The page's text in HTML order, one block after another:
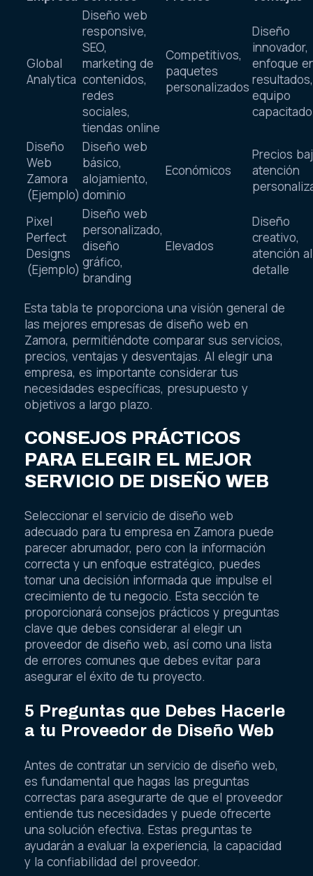
Global
Analytica
Diseño web
responsive,
SEO,
marketing de
contenidos,
redes
sociales,
tiendas online
Competitivos,
paquetes
personalizados
Diseño
innovador,
enfoque
resultados,
equipo
capacitado
Diseño
Web
Zamora
(Ejemplo)
Diseño web
básico,
alojamiento,
dominio
Económicos
Precios
atención
Pixel
Perfect
Designs
(Ejemplo)
Diseño web
personalizado,
diseño
gráfico,
branding
Elevados
Diseño
creativo,
atención al
detalle
Esta tabla te proporciona una visión general de
las mejores empresas de diseño web en
Zamora, permitiéndote comparar sus servicios,
precios, ventajas y desventajas. Al elegir una
empresa, es importante considerar tus
necesidades específicas, presupuesto y
objetivos a largo plazo.
CONSEJOS PRÁCTICOS
PARA ELEGIR EL MEJOR
SERVICIO DE DISEÑO WEB
Seleccionar el servicio de diseño web
adecuado para tu empresa en Zamora puede
parecer abrumador, pero con la información
correcta y un enfoque estratégico, puedes
tomar una decisión informada que impulse el
crecimiento de tu negocio. Esta sección te
proporcionará consejos prácticos y preguntas
clave que debes considerar al elegir un
proveedor de diseño web, así como una lista
de errores comunes que debes evitar para
asegurar el éxito de tu proyecto.
5 Preguntas que Debes Hacerle
a tu Proveedor de Diseño Web
Antes de contratar un servicio de diseño web,
es fundamental que hagas las preguntas
correctas para asegurarte de que el proveedor
entiende tus necesidades y puede ofrecerte
una solución efectiva. Estas preguntas te
ayudarán a evaluar la experiencia, la capacidad
y la confiabilidad del proveedor.